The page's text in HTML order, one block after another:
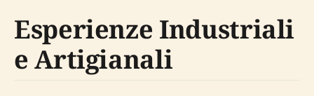
Esperienze Industriali
e Artigianali